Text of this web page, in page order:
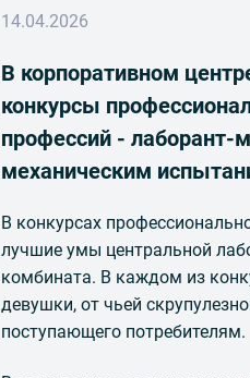
14.04.2026
В корпоративном
конкурсы
профессий - лаборант-
механическим
В конкурсах
лучшие умы центральной
комбината. В каждом из
девушки, от чьей
поступающего потребителям.